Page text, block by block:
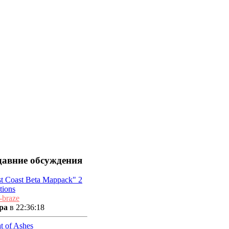
обсуждения
Coast Beta Mappack" 2
braze
в 22:36:18
of Ashes